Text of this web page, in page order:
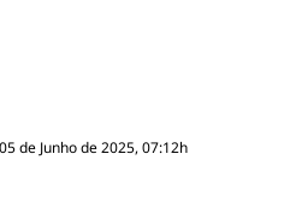
de Junho de 2025, 07:12h